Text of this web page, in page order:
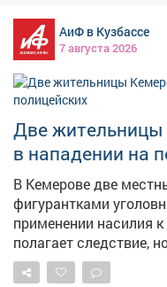
оказался 38‑летний
что похищенный
крыльце подъезда
в Кемерове.
его законному владельцу. Нападавшего
проведёт в
Фото: Полиция
АиФ в Кузбассе
7 августа 2026
Две
в нападении на
В Кемерове две
фигурантками
применении насилия к
полагает следствие,
поступил вызов:
общественного